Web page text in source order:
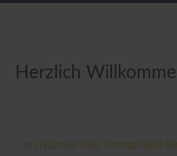
Herzlich
Im Namen des Vorstandes